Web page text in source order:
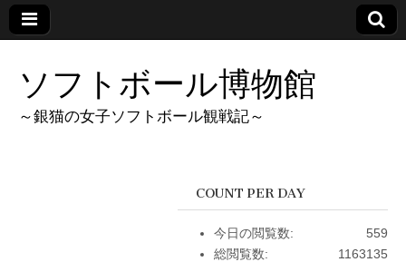
ソフトボール博物館
～銀猫の女子ソフトボール観戦記～
COUNT PER DAY
559
今日の閲覧数:
1163135
総閲覧数: